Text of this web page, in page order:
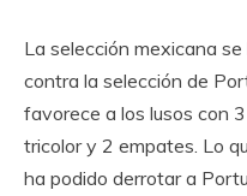
La selección mexicana
contra la selección de
favorece a los lusos con
tricolor y 2 empates. Lo
ha podido derrotar a